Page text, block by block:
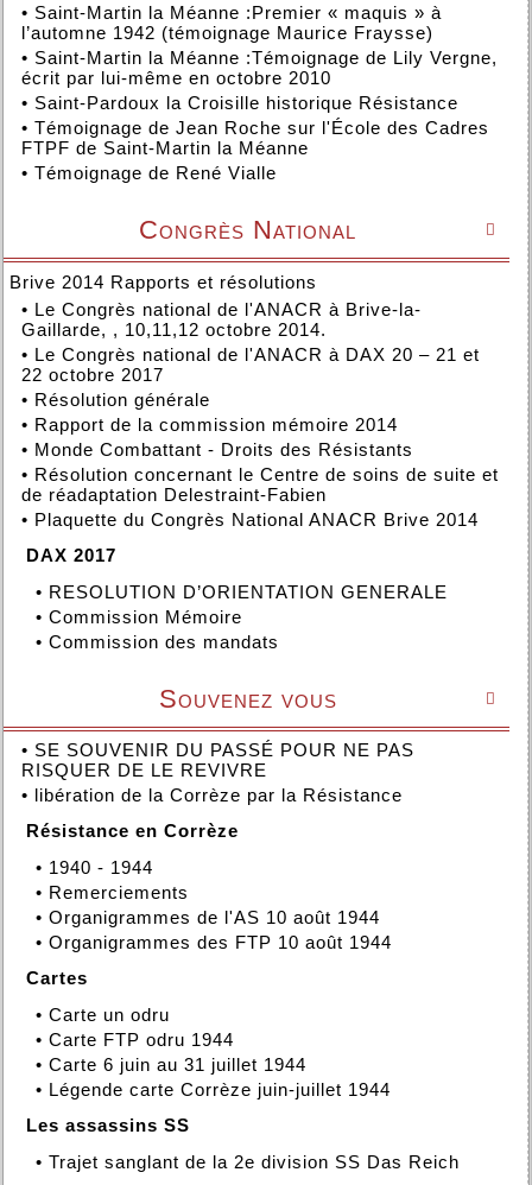
• Saint-Martin la Méanne :Premier « maquis » à
l’automne 1942 (témoignage Maurice Fraysse)
• Saint-Martin la Méanne :Témoignage de Lily Vergne,
écrit par lui-même en octobre 2010
• Saint-Pardoux la Croisille historique Résistance
• Témoignage de Jean Roche sur l'École des Cadres
FTPF de Saint-Martin la Méanne
• Témoignage de René Vialle

Congrès National
Brive 2014 Rapports et résolutions
• Le Congrès national de l'ANACR à Brive-la-
Gaillarde, , 10,11,12 octobre 2014.
• Le Congrès national de l'ANACR à DAX 20 – 21 et
22 octobre 2017
• Résolution générale
• Rapport de la commission mémoire 2014
• Monde Combattant - Droits des Résistants
• Résolution concernant le Centre de soins de suite et
de réadaptation Delestraint-Fabien
• Plaquette du Congrès National ANACR Brive 2014
DAX 2017
• RESOLUTION D’ORIENTATION GENERALE
• Commission Mémoire
• Commission des mandats

Souvenez vous
• SE SOUVENIR DU PASSÉ POUR NE PAS
RISQUER DE LE REVIVRE
• libération de la Corrèze par la Résistance
Résistance en Corrèze
• 1940 - 1944
• Remerciements
• Organigrammes de l'AS 10 août 1944
• Organigrammes des FTP 10 août 1944
Cartes
• Carte un odru
• Carte FTP odru 1944
• Carte 6 juin au 31 juillet 1944
• Légende carte Corrèze juin-juillet 1944
Les assassins SS
• Trajet sanglant de la 2e division SS Das Reich